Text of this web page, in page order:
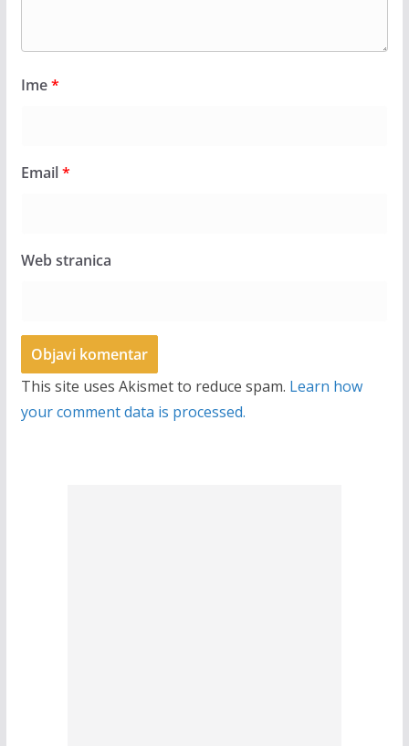
Ime*
Email*
Web stranica
This site uses Akismet to reduce spam. Learn how
your comment data is processed.